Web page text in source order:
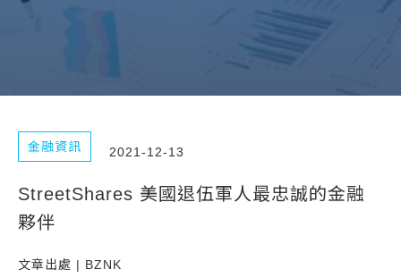
企業融資
房屋副擔保融資
常見問題
企業專案融資
金融資訊 2021-12-13
StreetShares 美國退伍軍人最忠誠的金融
夥伴
文章出處 | BZNK